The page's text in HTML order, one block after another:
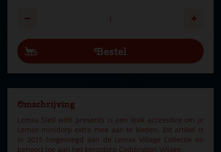
Omschrijving
Lemax Sled with presents is een leuk accessoire om je
Lemax minidorp extra mee aan te kleden. Dit artikel is
in 2015 toegevoegd aan de Lemax Village Collectie en
behoort toe aan het kerstdorp Caddington Village.